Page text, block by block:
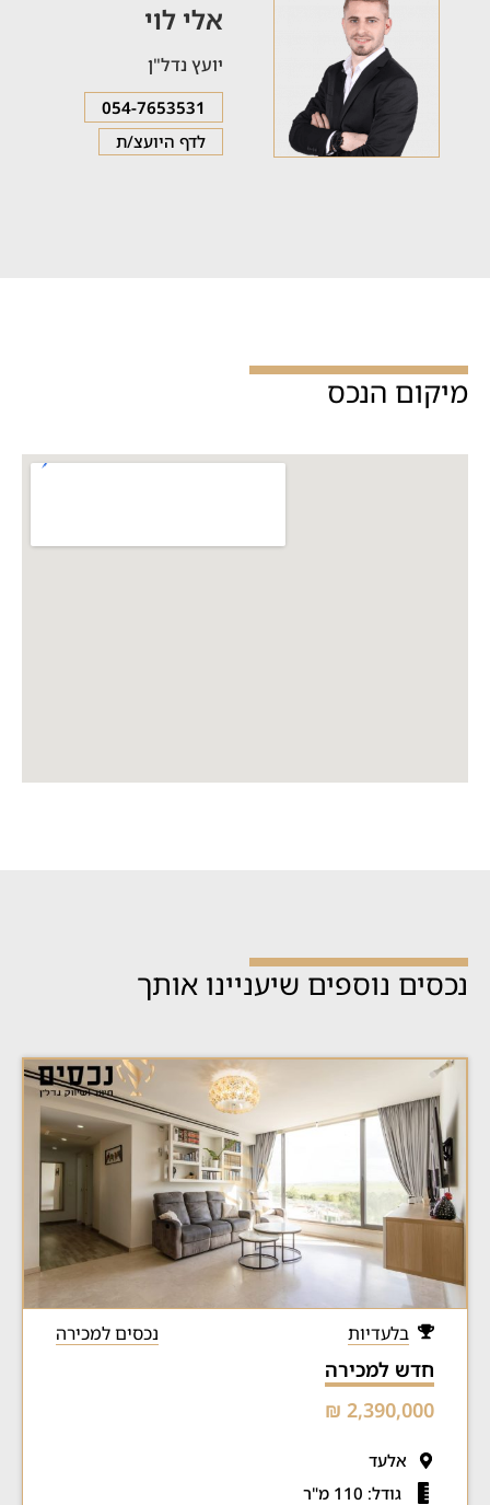
אלי לוי
יועץ נדל"ן
054-7653531
לדף היועצ/ת
מיקום הנכס
נכסים נוספים שיעניינו אותך
בלעדיות נכסים למכירה
חדש למכירה
2,390,000 ₪
אלעד
גודל: 110 מ"ר